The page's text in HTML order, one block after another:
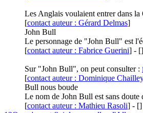
Les Anglais voulaient entrer dans
[contact auteur : Gérard Delmas]
John Bull
Le personnage de "John Bull" est
[contact auteur : Fabrice Guerini] - []
Sur "John Bull", on peut consulter :
[contact auteur : Dominique
Bull nous boude
Le nom de John Bull est sans
[contact auteur : Mathieu Rasoli] - []